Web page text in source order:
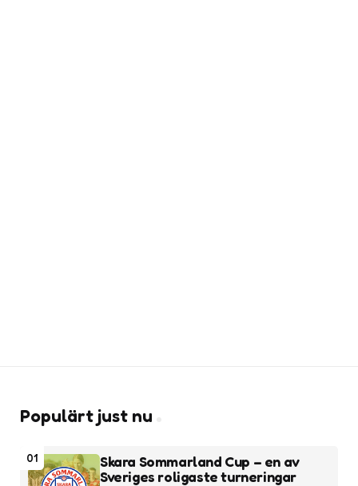
Populärt just nu
01
Skara Sommarland Cup – en av
Sveriges roligaste turneringar